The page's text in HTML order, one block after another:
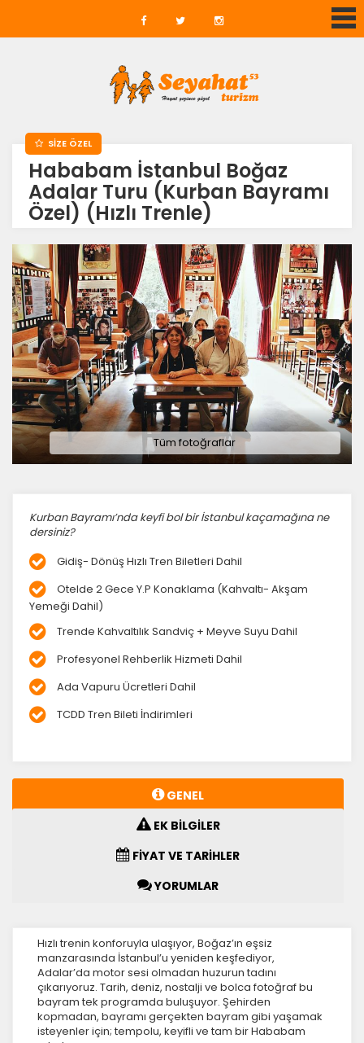
SİZE ÖZEL
Hababam İstanbul Boğaz
Adalar Turu (Kurban Bayramı
Özel) (Hızlı Trenle)
Tüm fotoğraflar
Kurban Bayramı’nda keyfi bol bir İstanbul kaçamağına ne
dersiniz?
Gidiş- Dönüş Hızlı Tren Biletleri Dahil
Otelde 2 Gece Y.P Konaklama (Kahvaltı- Akşam
Yemeği Dahil)
Trende Kahvaltılık Sandviç + Meyve Suyu Dahil
Profesyonel Rehberlik Hizmeti Dahil
Ada Vapuru Ücretleri Dahil
TCDD Tren Bileti İndirimleri
GENEL
EK BİLGİLER
FİYAT VE TARİHLER
YORUMLAR
Hızlı trenin konforuyla ulaşıyor, Boğaz’ın eşsiz
manzarasında İstanbul’u yeniden keşfediyor,
Adalar’da motor sesi olmadan huzurun tadını
çıkarıyoruz. Tarih, deniz, nostalji ve bolca fotoğraf bu
bayram tek programda buluşuyor. Şehirden
kopmadan, bayramı gerçekten bayram gibi yaşamak
isteyenler için; tempolu, keyifli ve tam bir Hababam